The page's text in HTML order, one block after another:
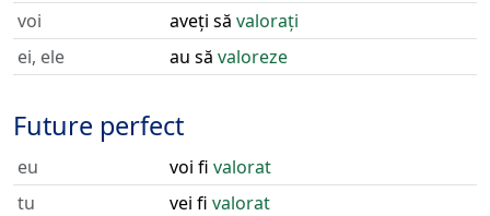
voi
aveți să valorați
ei, ele
au să valoreze
Future perfect
eu voi fi valorat
tu
vei fi valorat